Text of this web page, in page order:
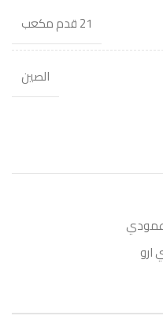
21 قدم مكعب
الصين
عمودي
ارو